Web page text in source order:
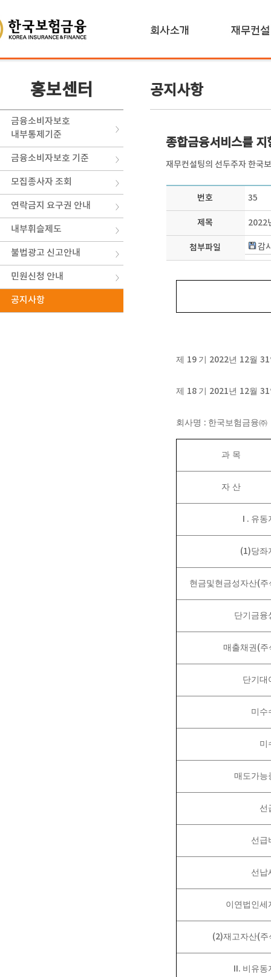
홍보센터
금융소비자보호
내부통제기준
금융소비자보호 기준
모집종사자 조회
연락금지 요구권 안내
내부휘슬제도
불법광고 신고안내
민원신청 안내
공지사항
공지사항
종합금융서비스를
재무컨설팅의 선두주자 한국
번호 35
제목 2022
첨부파일 감
제 19 기 2022년 12월31
제 18 기 2021년 12월31
회사명 : 한국보험금융㈜
과 목
자 산
I . 유동
(1)당좌
현금및현금성자산(주
단기금융
매출채권 (주
단기대
미수
미
매도가능
선
선급
선납
이연법인세
(2)재고자산(주
II. 비유동